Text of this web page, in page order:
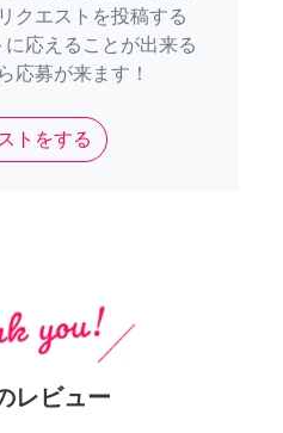
クエストを投稿する
応えることが出来る
応募が来ます！
トをする
レビュー